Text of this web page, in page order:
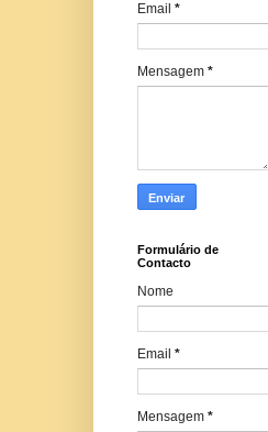
Email *
Mensagem *
Formulário de
Contacto
Nome
Email *
Mensagem *